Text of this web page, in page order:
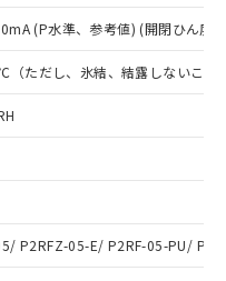
(P水準、参考値) (開閉ひん度
ただし、氷結、結露しないこと
P2RFZ-05-E/ P2RF-05-PU/
イト上で当社にご
トについて、当社
用者が、当社の製
るお客様との取
で利用すること
は、
"
の「1.共同利
れている法人を
ロード
ンロードするこ
非含有証明書
社基準）
含有を証明す
含有を証明する
酸エステル類４